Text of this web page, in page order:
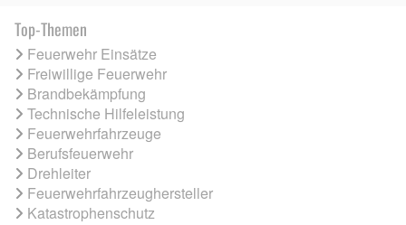
Top-Themen
Feuerwehr Einsätze
Freiwillige Feuerwehr
Brandbekämpfung
Technische Hilfeleistung
Feuerwehrfahrzeuge
Berufsfeuerwehr
Drehleiter
Feuerwehrfahrzeughersteller
Katastrophenschutz